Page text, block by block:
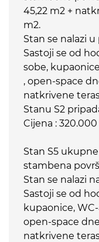
45,22 m2 +
m2.
Stan se nalazi
Sastoji se od
sobe,
, open-space
natkrivene
Stanu S2
Cijena : 320.000
Stan S5
stambena
Stan se nalazi
Sastoji se od
kupaonice,
open-space
natkrivene